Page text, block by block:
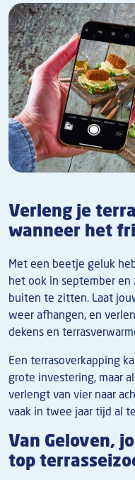
Afbeelding
Verleng je
wanneer het
Met een beetje geluk
het ook in september en
buiten te zitten. Laat
weer afhangen, en
dekens en
Een terrasoverkapping
grote investering, maar
verlengt van vier naar
vaak in twee jaar tijd al
Van Geloven,
top